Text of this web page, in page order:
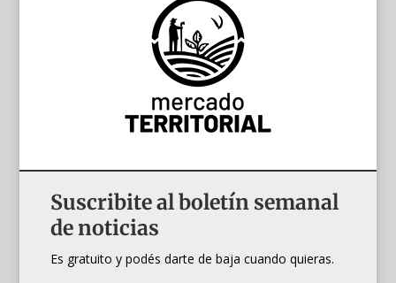
Suscribite al boletín semanal
de noticias
Es gratuito y podés darte de baja cuando quieras.